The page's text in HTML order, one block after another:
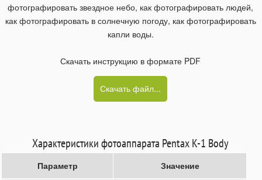
фотографировать звездное небо, как фотографировать людей,
как фотографировать в солнечную погоду, как фотографировать
капли воды.
Скачать инструкцию в формате PDF
Скачать файл...
Характеристики фотоаппарата Pentax K-1 Body
Параметр Значение